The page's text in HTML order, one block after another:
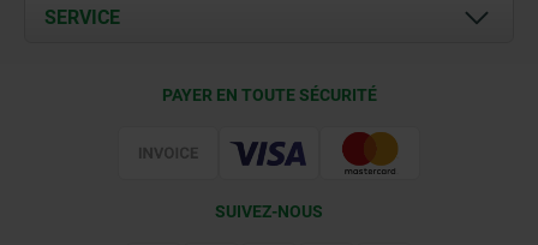
Contact
Documents
SERVICE
PAYER EN TOUTE SÉCURITÉ
SUIVEZ-NOUS